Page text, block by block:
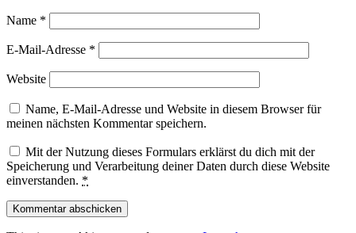
Name *
E-Mail-Adresse *
Website
Name, E-Mail-Adresse und Website in diesem Browser für
meinen nächsten Kommentar speichern.
Mit der Nutzung dieses Formulars erklärst du dich mit der
Speicherung und Verarbeitung deiner Daten durch diese Website
einverstanden. *